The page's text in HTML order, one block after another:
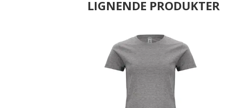
LIGNENDE PRODUKTER